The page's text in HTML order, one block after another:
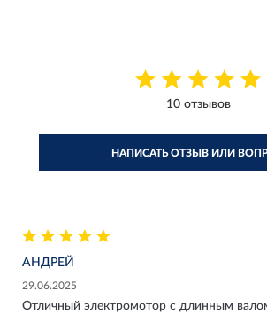
10 отзывов
НАПИСАТЬ ОТЗЫВ ИЛИ
АНДРЕЙ
29.06.2025
Отличный электромотор с длинным